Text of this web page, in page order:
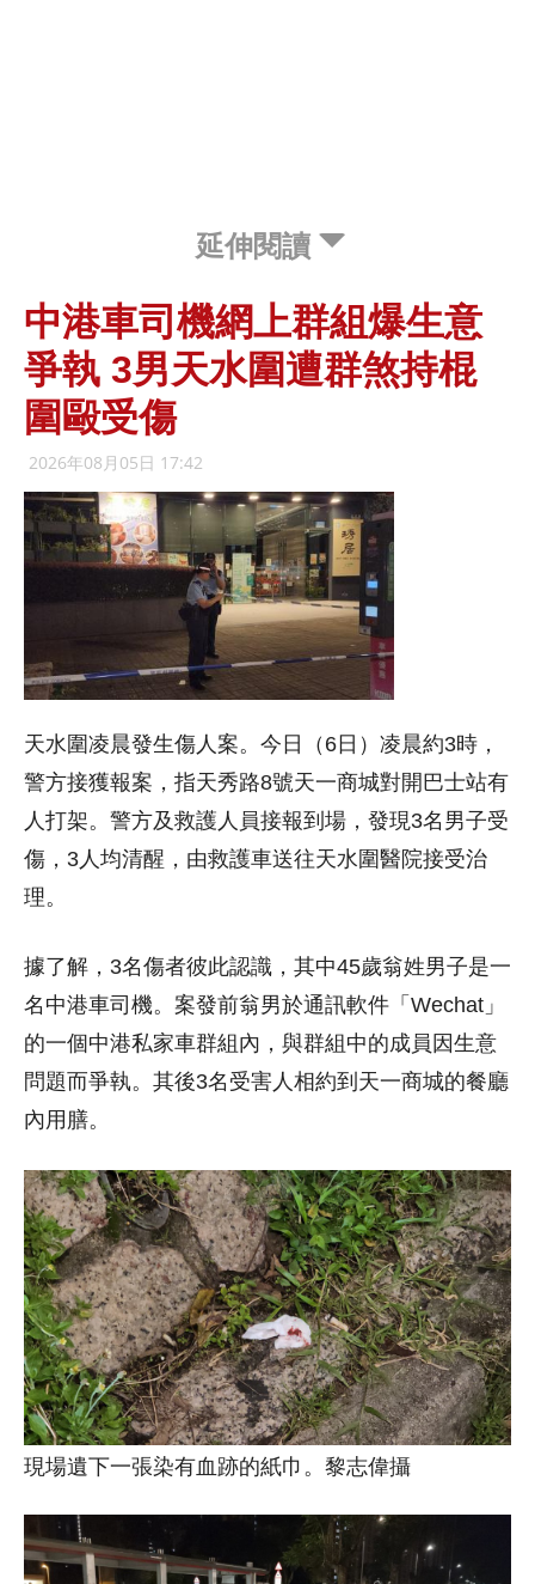
延伸閱讀
中港車司機網上群組爆生意
爭執 3男天水圍遭群煞持棍
圍毆受傷
2026年08月05日 17:42
天水圍凌晨發生傷人案。今日（6日）凌晨約3時，
警方接獲報案，指天秀路8號天一商城對開巴士站有
人打架。警方及救護人員接報到場，發現3名男子受
傷，3人均清醒，由救護車送往天水圍醫院接受治
理。
據了解，3名傷者彼此認識，其中45歲翁姓男子是一
名中港車司機。案發前翁男於通訊軟件「Wechat」
的一個中港私家車群組內，與群組中的成員因生意
問題而爭執。其後3名受害人相約到天一商城的餐廳
內用膳。
現場遺下一張染有血跡的紙巾。黎志偉攝